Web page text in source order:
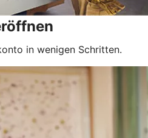
in wenigen Schritten.